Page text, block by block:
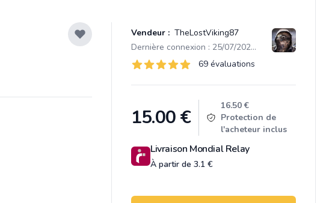
Vendeur : TheLostViking87
Dernière connexion : 25/07/2026 12:38
Évaluations
69 sur 5 étoiles 69 évaluations
15.00€
16.50 €
Protection de
l'acheteur inclus
Livraison Mondial Relay
À partir de 3.1 €